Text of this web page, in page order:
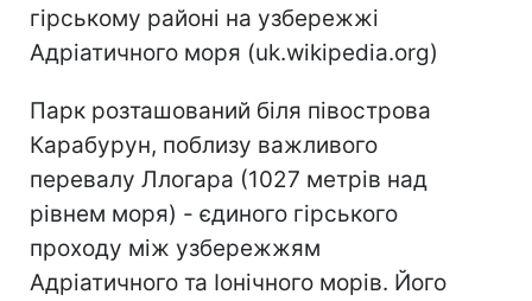
гірському районі на узбережжі
Адріатичного моря (uk.wikipedia.org)
Парк розташований біля півострова
Карабурун, поблизу важливого
перевалу Ллогара (1027 метрів над
рівнем моря) - єдиного гірського
проходу між узбережжям
Адріатичного та Іонічного морів. Його